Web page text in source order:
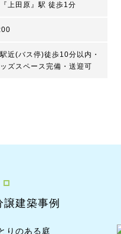
上田原』駅 徒歩1分
近(バス停)徒歩10分以内・
ズスペース完備・送迎可
建築事例